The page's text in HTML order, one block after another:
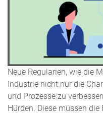
Neue Regularien, wie die
Industrie nicht nur die
und Prozesse zu
Hürden. Diese müssen